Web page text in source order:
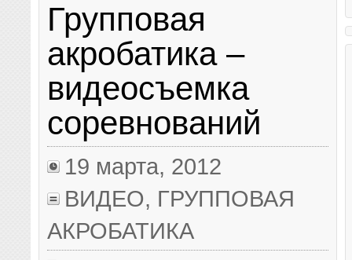
Групповая
акробатика –
видеосъемка
соревнований
19 марта, 2012
ВИДЕО, ГРУППОВАЯ
АКРОБАТИКА